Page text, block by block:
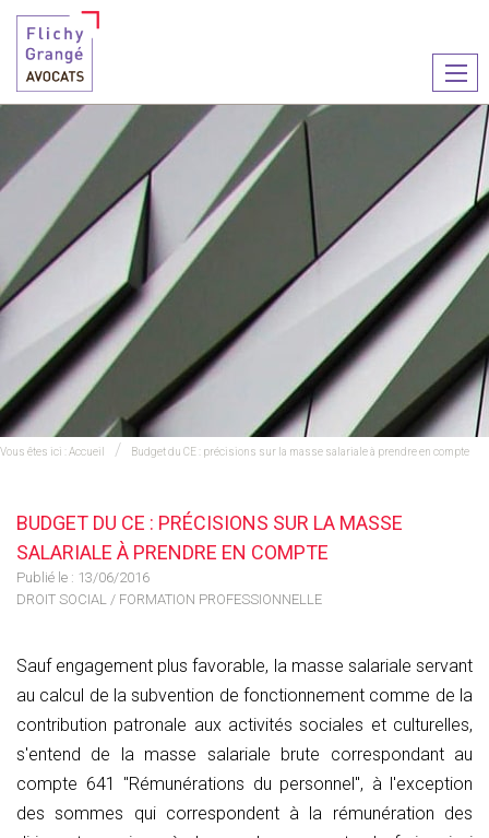
le
Vous êtes ici :Accueil Budget du CE : précisions sur la masse salariale à prendre en compte
BUDGET DU CE : PRÉCISIONS SUR LA MASSE
SALARIALE À PRENDRE EN COMPTE
Publié le : 13/06/2016
DROIT SOCIAL / FORMATION PROFESSIONNELLE
Sauf engagement plus favorable, la masse salariale servant
au calcul de la subvention de fonctionnement comme de la
contribution patronale aux activités sociales et culturelles,
s'entend de la masse salariale brute correspondant au
compte 641 "Rémunérations du personnel", à l'exception
des sommes qui correspondent à la rémunération des